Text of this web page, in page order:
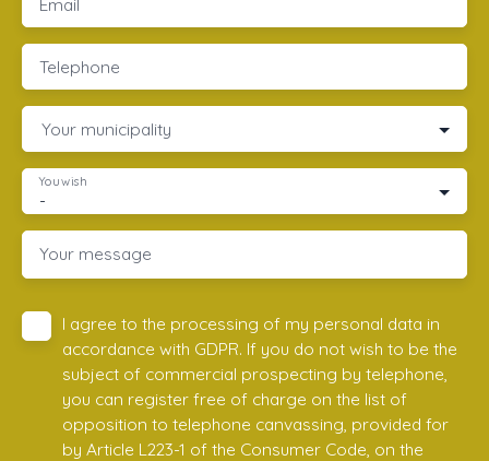
Telephone
Your municipality
-
You wish
Your message
I agree to the processing of my personal data in
accordance with GDPR. If you do not wish to be the
subject of commercial prospecting by telephone,
you can register free of charge on the list of
opposition to telephone canvassing, provided for
by Article L223-1 of the Consumer Code, on the